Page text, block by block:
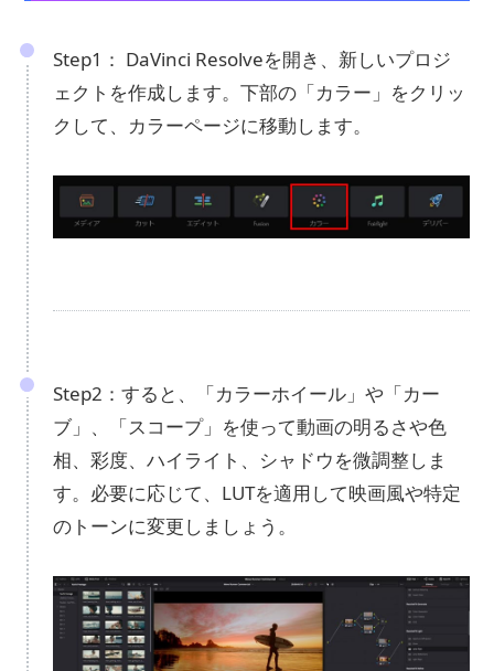
Step1： DaVinci Resolveを開き、新しいプロジ
ェクトを作成します。下部の「カラー」をクリッ
クして、カラーページに移動します。
Step2：すると、「カラーホイール」や「カー
ブ」、「スコープ」を使って動画の明るさや色
相、彩度、ハイライト、シャドウを微調整しま
す。必要に応じて、LUTを適用して映画風や特定
のトーンに変更しましょう。